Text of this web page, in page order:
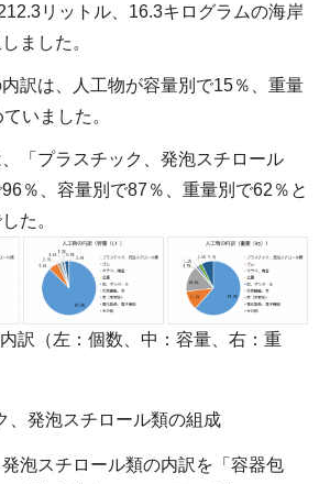
リットル、16.3キログラムの海岸
ました。
訳は、人工物が容量別で15％、重量
いました。
「プラスチック、発泡スチロール
％、容量別で87％、重量別で62％と
た。
訳（左：個数、中：容量、右：重
、発泡スチロール類の組成
泡スチロール類の内訳を「容器包